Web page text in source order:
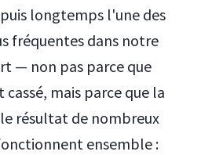
longtemps l'une des
fréquentes dans notre
— non pas parce que
cassé, mais parce que la
résultat de nombreux
ensemble :